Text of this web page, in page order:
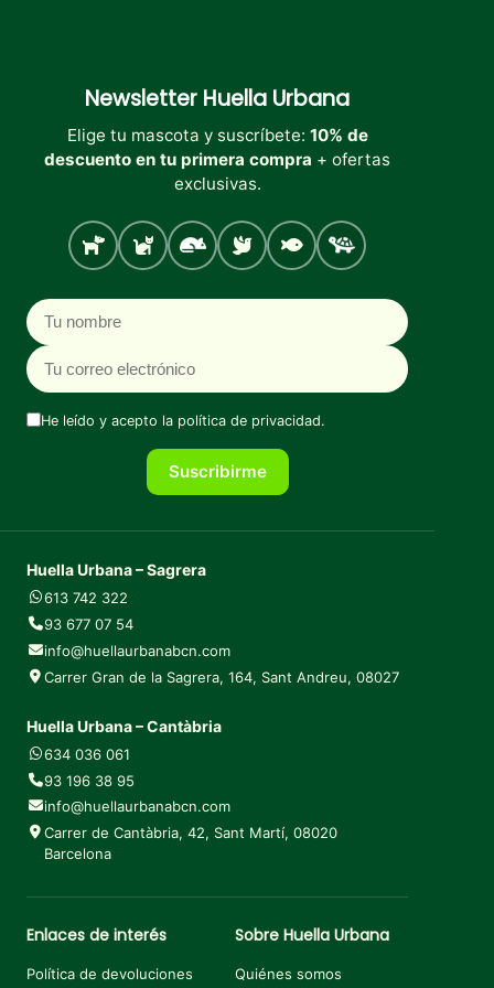
Newsletter Huella Urbana
Elige tu mascota y suscríbete: 10% de
descuento en tu primera compra + ofertas
exclusivas.
Perro Gato Roedores
Aves PecesTortugas
Nombre
Correo electrónico
He leído y acepto la política de privacidad.
Suscribirme
Huella Urbana – Sagrera
613 742 322
93 677 07 54
info@huellaurbanabcn.com
Carrer Gran de la Sagrera, 164, Sant Andreu, 08027
Huella Urbana – Cantàbria
634 036 061
93 196 38 95
info@huellaurbanabcn.com
Carrer de Cantàbria, 42, Sant Martí, 08020
Barcelona
Enlaces de interés
Política de devoluciones
Sobre Huella Urbana
Quiénes somos